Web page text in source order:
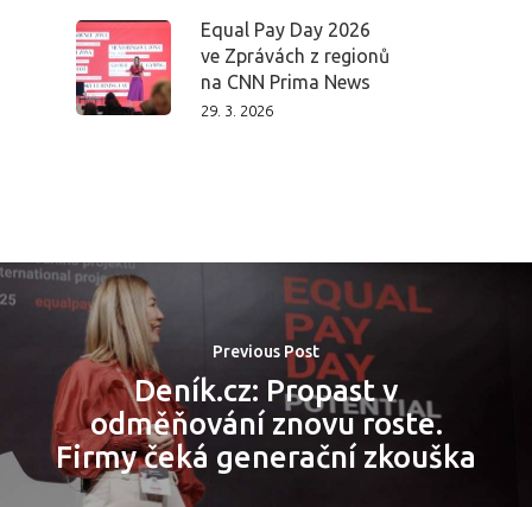
Equal Pay Day 2026
ve Zprávách z regionů
na CNN Prima News
29. 3. 2026
Previous Post
Deník.cz: Propast v
odměňování znovu roste.
Firmy čeká generační zkouška
Aktuality
Partneři